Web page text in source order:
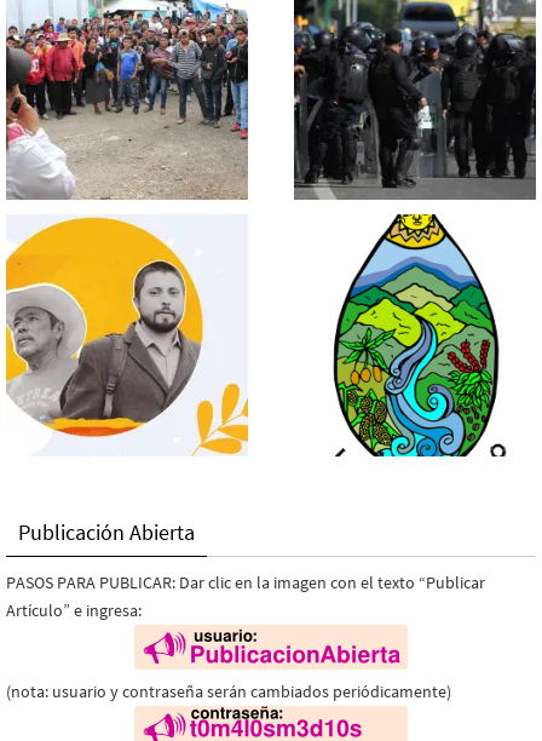
Publicación Abierta
PASOS PARA PUBLICAR: Dar clic en la imagen con el texto “Publicar
Artículo” e ingresa:
(nota: usuario y contraseña serán cambiados periódicamente)